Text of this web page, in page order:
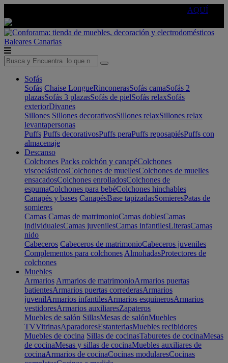
AQUÍ
Baleares Canarias
Sofás
Sofás Chaise LongueRinconerasSofás camaSofás 2
plazasSofás 3 plazasSofás de pielSofás relaxSofás
exteriorDivanes
Sillones Sillones decorativosSillones relaxSillones relax
levantapersonas
Puffs Puffs decorativosPuffs peraPuffs reposapiésPuffs con
almacenaje
Descanso
Colchones Packs colchón y canapéColchones
viscoelásticosColchones de muellesColchones de muelles
ensacadosColchones enrolladosColchones de
espumaColchones para bebéColchones hinchables
Canapés y bases CanapésBase tapizadasSomieresPatas de
somieres
Camas Camas de matrimonioCamas doblesCamas
individualesCamas juvenilesCamas infantilesLiterasCamas
nido
Cabeceros Cabeceros de matrimonioCabeceros juveniles
Complementos para colchones AlmohadasProtectores de
colchones
Muebles
Armarios Armarios de matrimonioArmarios puertas
batientesArmarios puertas correderasArmarios
juvenilArmarios infantilesArmarios esquinerosArmarios
vestidoresArmarios auxiliaresZapateros
Muebles de salón SillasMesas de salónMuebles
TVVitrinasAparadoresEstanteriasMuebles recibidores
Muebles de cocina Sillas de cocinasTaburetes de cocinaMesas
de cocinaMesas y sillas de cocinaMuebles auxiliares de
cocinaArmarios de cocinaCocinas modularesCocinas